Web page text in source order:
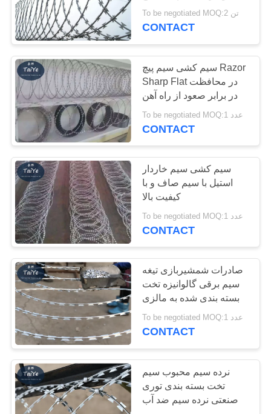
اتصالات سیم تیغ
40
To be negotiated MOQ:2 تن
CONTACT
سیم کشی سیم پیچ Razor
Sharp Flat در محافظت
در برابر صعود از راه آهن
To be negotiated MOQ:1 عدد
CONTACT
سیم کشی سیم خاردار
استیل با سیم صاف و با
کیفیت بالا
To be negotiated MOQ:1 عدد
CONTACT
صادرات شمشیربازی تیغه
سیم برقی گالوانیزه تخت
بسته بندی شده به مالزی
To be negotiated MOQ:1 عدد
CONTACT
نرده سیم محبوب سیم
تخت بسته بندی توری
صنعتی نرده سیم ضد آب